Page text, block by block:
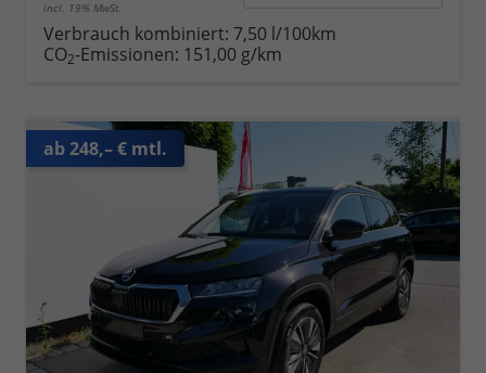
incl. 19% MwSt.
Verbrauch kombiniert: 7,50 l/100km
CO2-Emissionen: 151,00 g/km
ab 248,– € mtl.